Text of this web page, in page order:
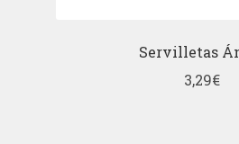
Servilletas
3,29€